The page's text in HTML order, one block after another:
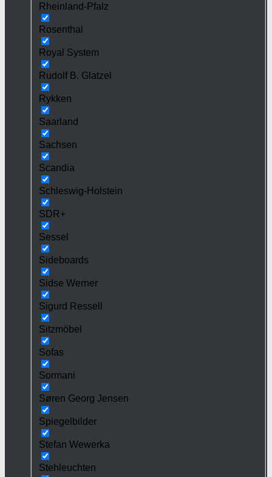
Rheinland-Pfalz
Rosenthal
Royal System
Rudolf B. Glatzel
Rykken
Saarland
Sachsen
Scandia
Schleswig-Holstein
SDR+
Sessel
Sideboards
Sidse Werner
Sigurd Ressell
Sitzmöbel
Sofas
Sormani
Søren Georg Jensen
Spiegelbilder
Stefan Wewerka
Stehleuchten